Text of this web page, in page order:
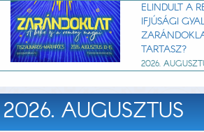
ELINDULT A
IFJÚSÁGI
TARTASZ?
2026.
2026. AUGUSZTUS